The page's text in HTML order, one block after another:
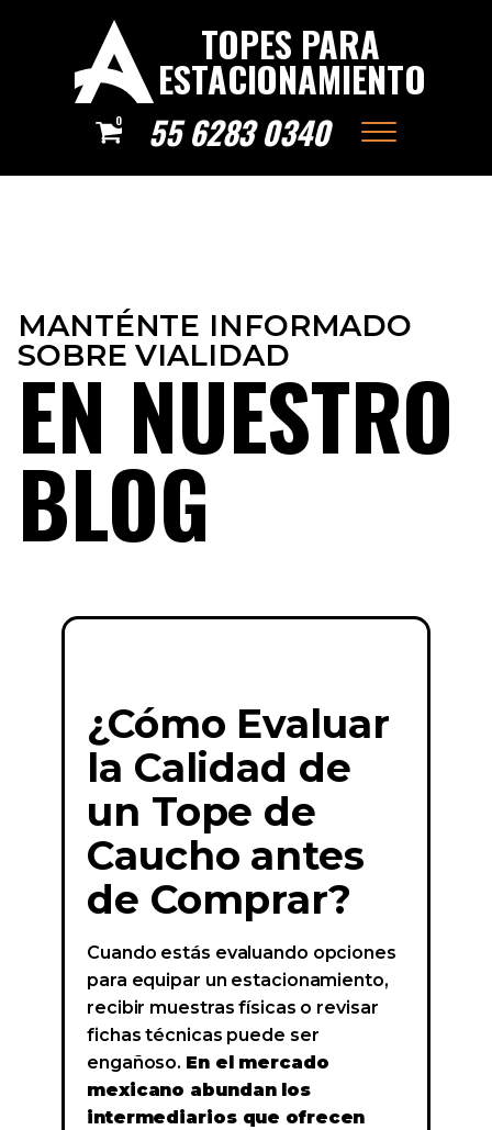
TOPES PARA
ESTACIONAMIENTO
0 55 6283 0340
MANTÉNTE INFORMADO
SOBRE VIALIDAD
EN NUESTRO
BLOG
¿Cómo Evaluar
la Calidad de
un Tope de
Caucho antes
de Comprar?
Cuando estás evaluando opciones
para equipar un estacionamiento,
recibir muestras físicas o revisar
fichas técnicas puede ser
engañoso. En el mercado
mexicano abundan los
intermediarios que ofrecen